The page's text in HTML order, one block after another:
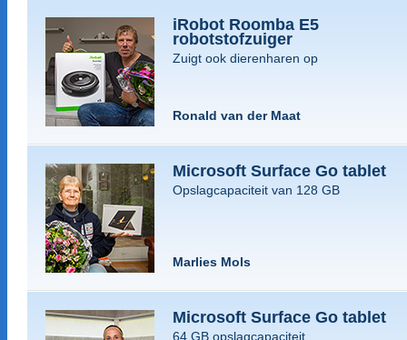
iRobot Roomba E5
robotstofzuiger
Zuigt ook dierenharen op
Ronald van der Maat
Microsoft Surface Go tablet
Opslagcapaciteit van 128 GB
Marlies Mols
Microsoft Surface Go tablet
64 GB opslagcapaciteit